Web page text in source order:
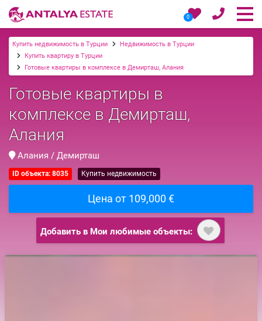
0
Купить недвижимость в Турции
Недвижимость в Турции
Купить квартиру в Турции
Готовые квартиры в комплексе в Демирташ, Алания
Готовые квартиры в
комплексе в Демирташ,
Алания
Алания / Демирташ
ID объекта: 8035 Купить недвижимость
Цена от 109,000 €
Добавить в Мои любимые объекты: